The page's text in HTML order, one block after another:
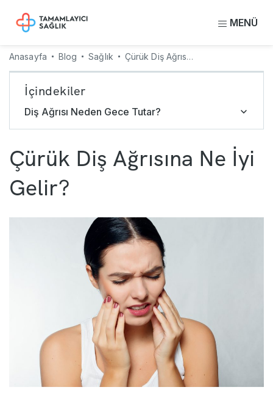
MENÜ
Anasayfa Blog Sağlık Çürük Diş Ağrısına Ne İyi Gelir?
İçindekiler
Diş Ağrısı Neden Gece Tutar?
Çürük Diş Ağrısına Ne İyi
Gelir?